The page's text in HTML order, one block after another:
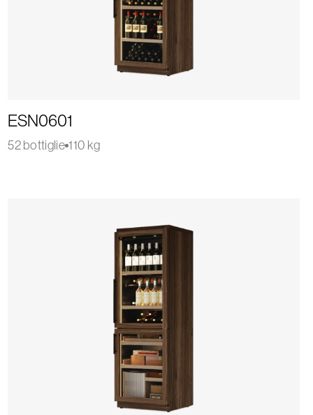
ESN0601
52 bottiglie 110 kg